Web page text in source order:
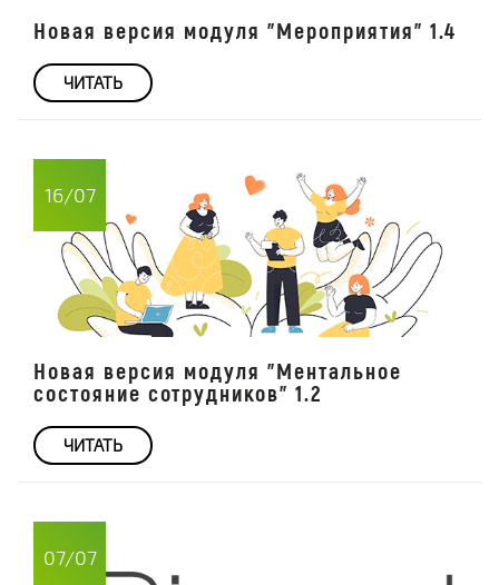
Новая версия модуля "Мероприятия" 1.4
ЧИТАТЬ
16/07
Новая версия модуля "Ментальное
состояние сотрудников" 1.2
ЧИТАТЬ
07/07